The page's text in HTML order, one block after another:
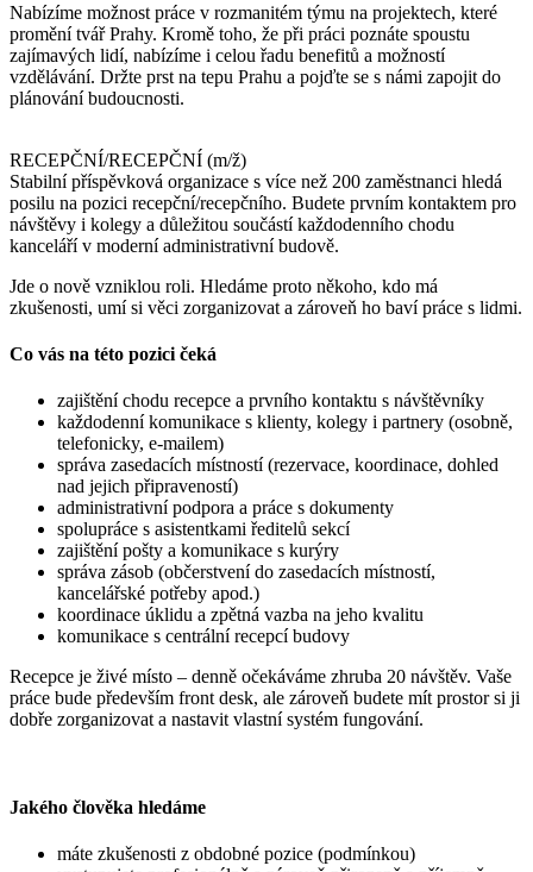
Nabízíme možnost práce v rozmanitém týmu na projektech, které
promění tvář Prahy. Kromě toho, že při práci poznáte spoustu
zajímavých lidí, nabízíme i celou řadu benefitů a možností
vzdělávání. Držte prst na tepu Prahu a pojďte se s námi zapojit do
plánování budoucnosti.
RECEPČNÍ/RECEPČNÍ (m/ž)
Stabilní příspěvková organizace s více než 200 zaměstnanci hledá
posilu na pozici recepční/recepčního. Budete prvním kontaktem pro
návštěvy i kolegy a důležitou součástí každodenního chodu
kanceláří v moderní administrativní budově.
Jde o nově vzniklou roli. Hledáme proto někoho, kdo má
zkušenosti, umí si věci zorganizovat a zároveň ho baví práce s lidmi.
Co vás na této pozici čeká
zajištění chodu recepce a prvního kontaktu s návštěvníky
každodenní komunikace s klienty, kolegy i partnery (osobně,
telefonicky, e-mailem)
správa zasedacích místností (rezervace, koordinace, dohled
nad jejich připraveností)
administrativní podpora a práce s dokumenty
spolupráce s asistentkami ředitelů sekcí
zajištění pošty a komunikace s kurýry
správa zásob (občerstvení do zasedacích místností,
kancelářské potřeby apod.)
koordinace úklidu a zpětná vazba na jeho kvalitu
komunikace s centrální recepcí budovy
Recepce je živé místo – denně očekáváme zhruba 20 návštěv. Vaše
práce bude především front desk, ale zároveň budete mít prostor si ji
dobře zorganizovat a nastavit vlastní systém fungování.
Jakého člověka hledáme
máte zkušenosti z obdobné pozice (podmínkou)